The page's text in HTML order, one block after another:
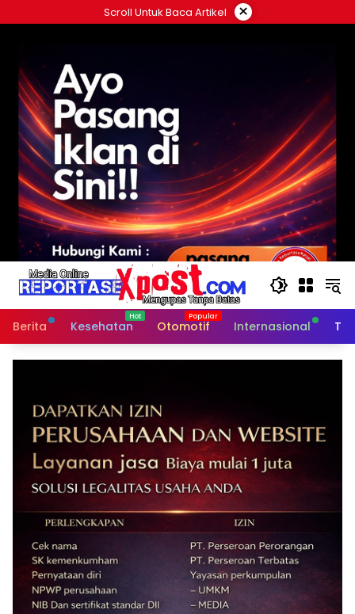
ke
Scroll Untuk Baca Artikel ×
Berita Kesehatan Otomotif Internasional